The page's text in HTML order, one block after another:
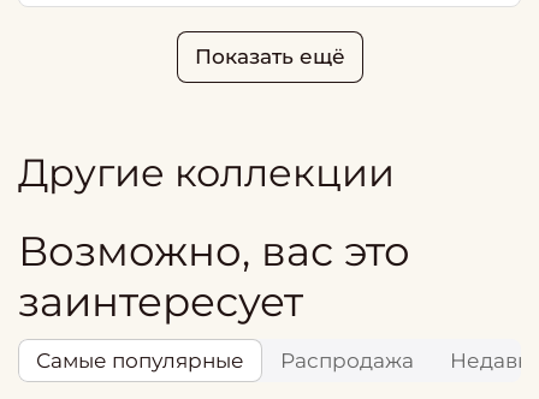
Показать ещё
Другие коллекции
Возможно, вас это
заинтересует
Самые популярные Распродажа